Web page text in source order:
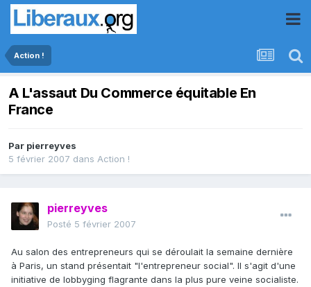
Action !
A L'assaut Du Commerce équitable En
France
Par pierreyves
5 février 2007 dans Action !
pierreyves
Posté 5 février 2007
Au salon des entrepreneurs qui se déroulait la semaine dernière
à Paris, un stand présentait "l'entrepreneur social". Il s'agit d'une
initiative de lobbyging flagrante dans la plus pure veine socialiste.